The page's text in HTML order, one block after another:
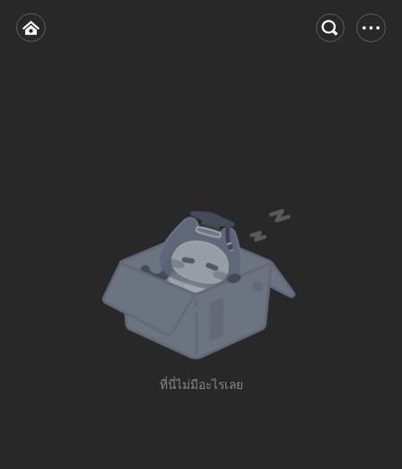
ที่นี่ไม่มีอะไรเลย